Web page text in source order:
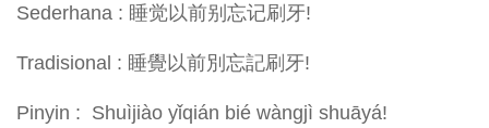
Sederhana : 睡觉以前别忘记刷牙!
Tradisional : 睡覺以前別忘記刷牙!
Pinyin : Shuìjiào yǐqián bié wàngjì shuāyá!